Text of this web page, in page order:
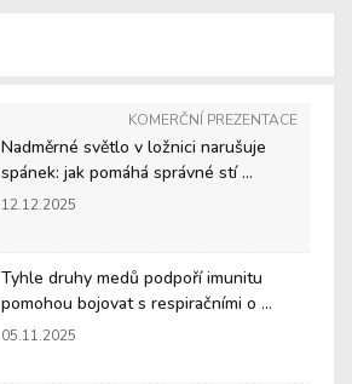
KOMERČNÍ PREZENTACE
Nadměrné světlo v ložnici narušuje
spánek: jak pomáhá správné stí ...
12.12.2025
Tyhle druhy medů podpoří imunitu
pomohou bojovat s respiračními o ...
05.11.2025